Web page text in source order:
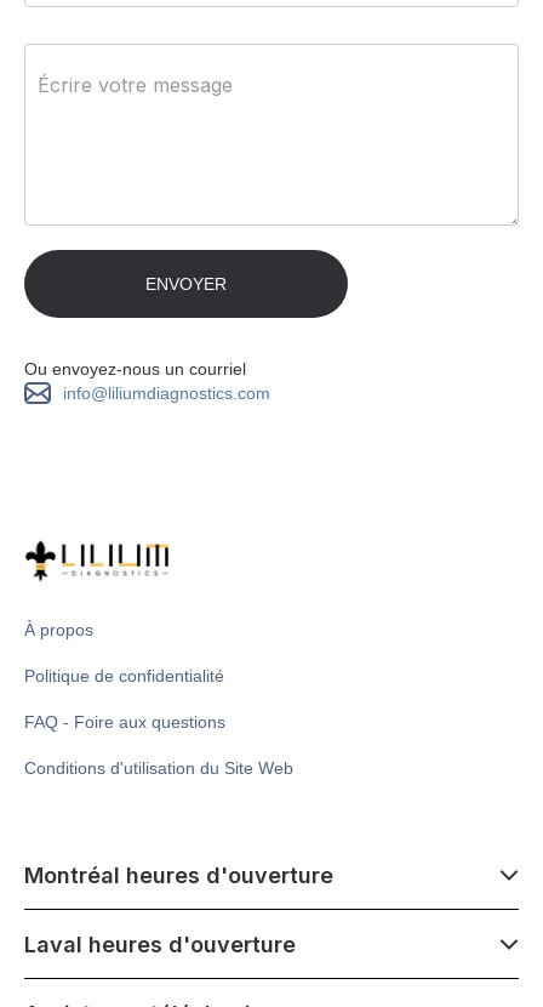
Ou envoyez-nous un courriel
info@liliumdiagnostics.com
À propos
Politique de confidentialité
FAQ - Foire aux questions
Conditions d'utilisation du Site Web
Montréal heures d'ouverture
Lundi - Samedi
Laval heures d'ouverture